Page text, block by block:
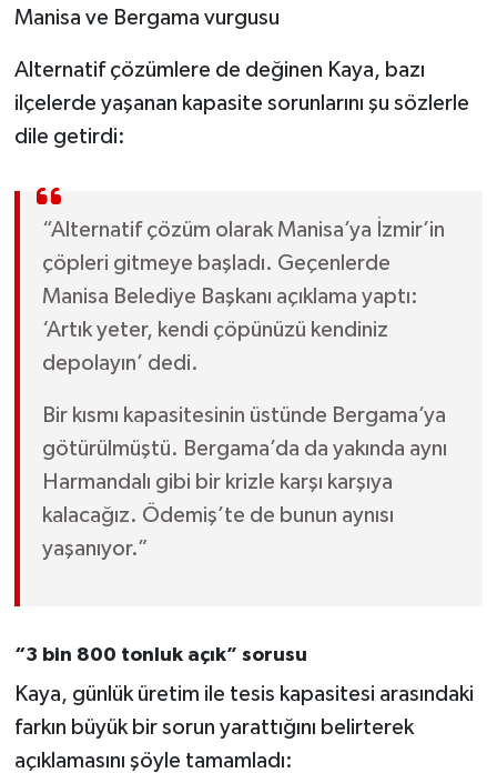
Manisa ve Bergama vurgusu
Alternatif çözümlere de değinen Kaya, bazı
ilçelerde yaşanan kapasite sorunlarını şu sözlerle
dile getirdi:
“Alternatif çözüm olarak Manisa’ya İzmir’in
çöpleri gitmeye başladı. Geçenlerde
Manisa Belediye Başkanı açıklama yaptı:
‘Artık yeter, kendi çöpünüzü kendiniz
depolayın’ dedi.
Bir kısmı kapasitesinin üstünde Bergama’ya
götürülmüştü. Bergama’da da yakında aynı
Harmandalı gibi bir krizle karşı karşıya
kalacağız. Ödemiş’te de bunun aynısı
yaşanıyor.”
“3 bin 800 tonluk açık” sorusu
Kaya, günlük üretim ile tesis kapasitesi arasındaki
farkın büyük bir sorun yarattığını belirterek
açıklamasını şöyle tamamladı: